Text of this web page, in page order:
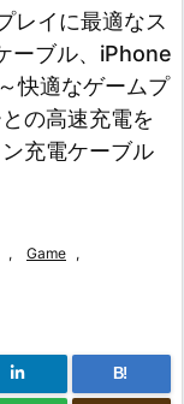
レイに最適なス
ーブル、iPhone
快適なゲームプ
の高速充電を
充電ケーブル
, Game ,
B!